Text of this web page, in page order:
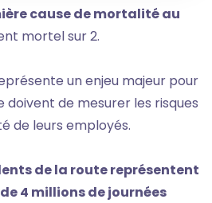
cause de mortalité au
mortel sur 2.
un enjeu majeur pour
doivent de mesurer les risques
de leurs employés.
de la route représentent
4 millions de journées